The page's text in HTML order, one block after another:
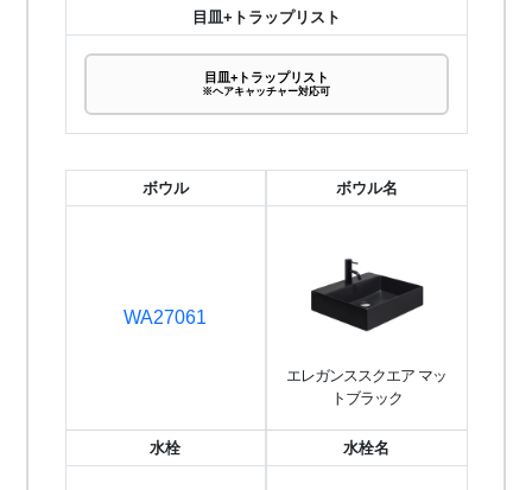
目皿+トラップリスト
目皿+トラップリスト
※ヘアキャッチャー対応可
ボウル
WA27061
ボウル名
エレガンススクエア マッ
トブラック
水栓 水栓名